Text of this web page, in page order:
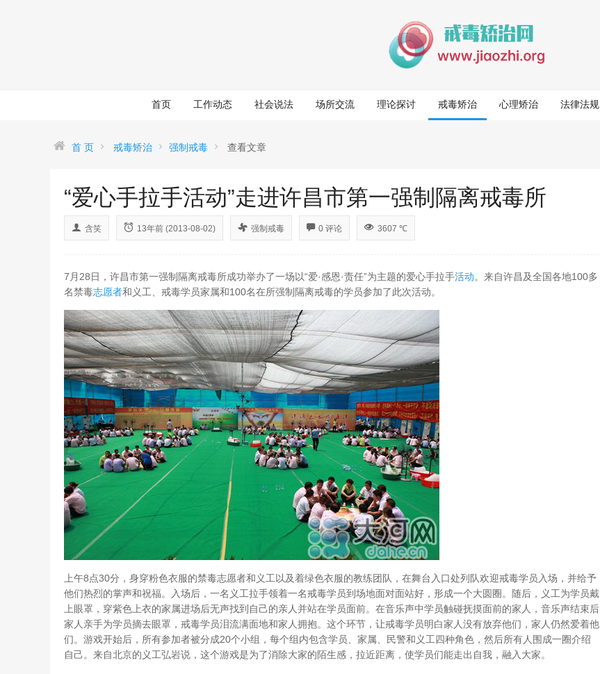
首页 工作动态 社会说法 场所交流 理论探讨 戒毒矫治 心理矫治 法律法规
首 页 戒毒矫治 强制戒毒 查看文章
“爱心手拉手活动”走进许昌市第一强制隔离戒毒所
含笑 13年前 (2013-08-02) 强制戒毒 0 评论 3607 ℃
7月28日，许昌市第一强制隔离戒毒所成功举办了一场以“爱·感恩·责任”为主题的爱心手拉手活动。来自许昌及全国各地100多
名禁毒志愿者和义工、戒毒学员家属和100名在所强制隔离戒毒的学员参加了此次活动。
上午8点30分，身穿粉色衣服的禁毒志愿者和义工以及着绿色衣服的教练团队，在舞台入口处列队欢迎戒毒学员入场，并给予
他们热烈的掌声和祝福。入场后，一名义工拉手领着一名戒毒学员到场地面对面站好，形成一个大圆圈。随后，义工为学员戴
上眼罩，穿紫色上衣的家属进场后无声找到自己的亲人并站在学员面前。在音乐声中学员触碰抚摸面前的家人，音乐声结束后
家人亲手为学员摘去眼罩，戒毒学员泪流满面地和家人拥抱。这个环节，让戒毒学员明白家人没有放弃他们，家人仍然爱着他
们。游戏开始后，所有参加者被分成20个小组，每个组内包含学员、家属、民警和义工四种角色，然后所有人围成一圈介绍
自己。来自北京的义工弘岩说，这个游戏是为了消除大家的陌生感，拉近距离，使学员们能走出自我，融入大家。